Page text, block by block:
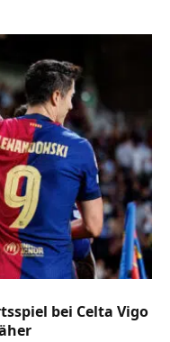
bei Celta Vigo